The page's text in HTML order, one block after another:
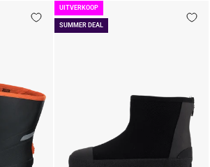
SUMMER DEAL
UITVERKOOP